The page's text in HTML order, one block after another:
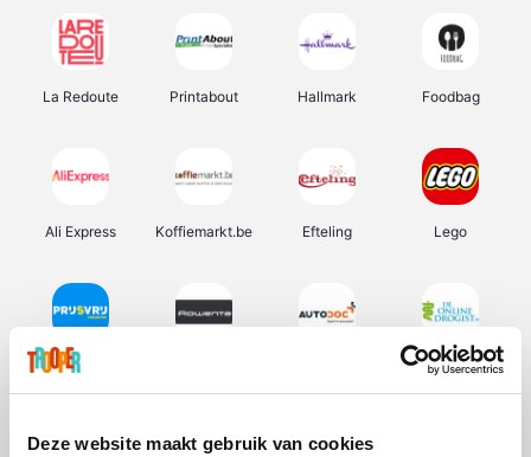
Deze website maakt gebruik van cookies
La Redoute Printabout Hallmark Foodbag
Ali Express Koffiemarkt.be Efteling Lego
Prijsvrij De Online Drogist